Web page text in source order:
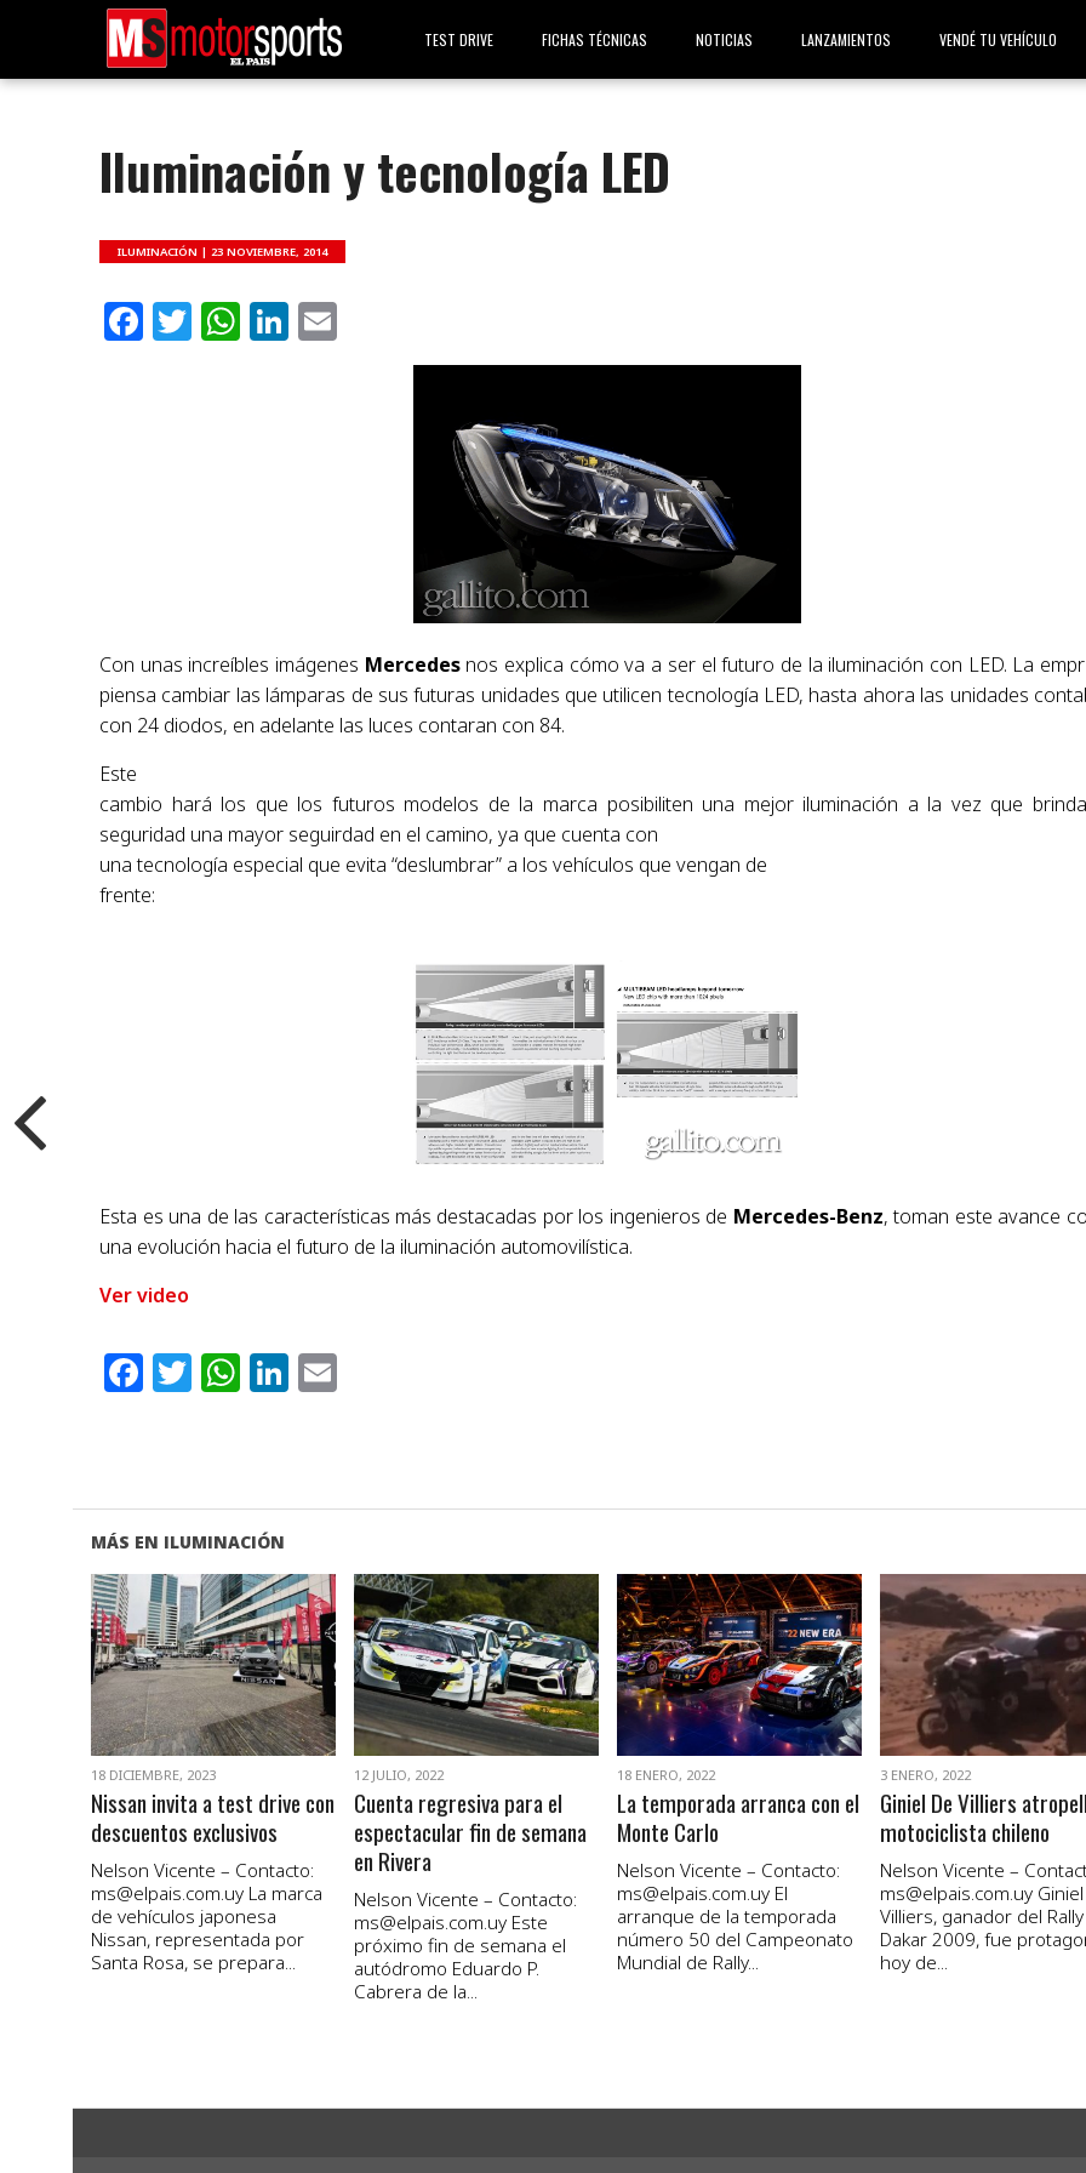
TEST DRIVE FICHAS TÉCNICAS NOTICIAS LANZAMIENTOS VENDÉ TU VEHÍCULO
Iluminación y tecnología LED
ILUMINACIÓN |23 NOVIEMBRE, 2014
Facebook
Twitter
WhatsApp
LinkedIn
Con unas increíbles imágenes Mercedes nos explica cómo va a ser el futuro de la iluminación con LED. La
piensa cambiar las lámparas de sus futuras unidades que utilicen tecnología LED, hasta ahora las unidades
con 24 diodos, en adelante las luces contaran con 84.
Este
cambio hará los que los futuros modelos de la marca posibiliten una mejor iluminación a la vez que
seguridad una mayor seguirdad en el camino, ya que cuenta con
una tecnología especial que evita “deslumbrar” a los vehículos que vengan de
frente:
Esta es una de las características más destacadas por los ingenieros de Mercedes-Benz, toman este avance
una evolución hacia el futuro de la iluminación automovilística.
Ver video
Facebook
Twitter
WhatsApp
LinkedIn
MÁS EN ILUMINACIÓN
VER NOTA
18 DICIEMBRE, 2023
Nissan invita a test drive con
descuentos exclusivos
Nelson Vicente – Contacto:
ms@elpais.com.uyLa marca
de vehículos japonesa
Nissan, representada por
Santa Rosa, se prepara...
VER NOTA
12 JULIO, 2022
Cuenta regresiva para el
espectacular fin de semana
en Rivera
Nelson Vicente – Contacto:
ms@elpais.com.uyEste
próximo fin de semana el
autódromo Eduardo P.
Cabrera de la...
VER NOTA
18 ENERO, 2022
La temporada arranca con el
Monte Carlo
Nelson Vicente – Contacto:
ms@elpais.com.uyEl
arranque de la temporada
número 50 del Campeonato
Mundial de Rally...
VER NOTA
3 ENERO, 2022
Giniel De Villiers
motociclista chileno
Nelson Vicente –
ms@elpais.com.uy
Villiers, ganador del Rally
Dakar 2009, fue
hoy de...